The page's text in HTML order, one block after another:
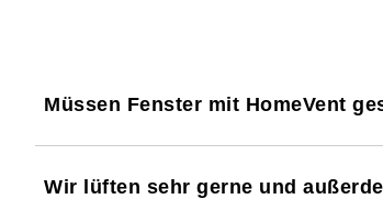
Müssen Fenster mit HomeVent
Wir lüften sehr gerne und